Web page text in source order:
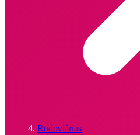
Rodoviárias